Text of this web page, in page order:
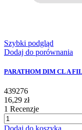
Szybki podgląd
Dodaj do porównania
PARATHOM DIM CL A
439276
16,29 zł
1 Recenzje
Dodaj do koszyka